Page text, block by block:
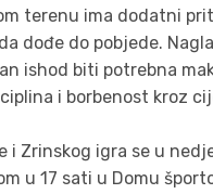
terenu ima dodatni
dođe do pobjede.
ishod biti potrebna
i borbenost kroz
i Zrinskog igra se u
u 17 sati u Domu